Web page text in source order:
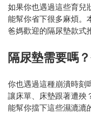
如果你也遇過這些育兒
能幫你省下很多麻煩。
爸媽歡迎的隔尿墊款式
隔尿墊需要嗎
你也遇過這種崩潰時刻
讓床單、床墊跟著遭殃
能幫你擋下這些濕漉漉